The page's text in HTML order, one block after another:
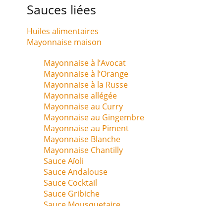
Sauces liées
Huiles alimentaires
Mayonnaise maison
Mayonnaise à l’Avocat
Mayonnaise à l’Orange
Mayonnaise à la Russe
Mayonnaise allégée
Mayonnaise au Curry
Mayonnaise au Gingembre
Mayonnaise au Piment
Mayonnaise Blanche
Mayonnaise Chantilly
Sauce Aïoli
Sauce Andalouse
Sauce Cocktail
Sauce Gribiche